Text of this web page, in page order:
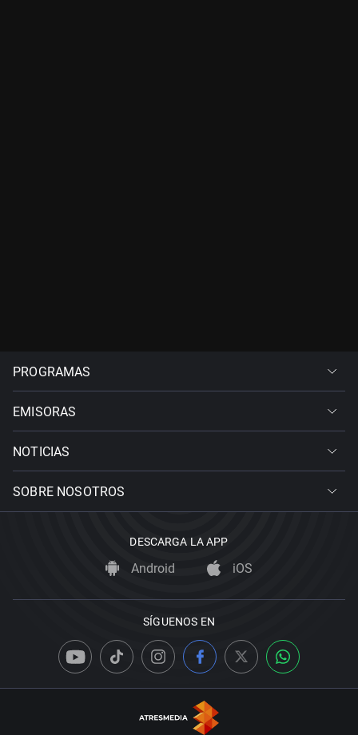
PROGRAMAS
EMISORAS
NOTICIAS
SOBRE NOSOTROS
DESCARGA LA APP
Android iOS
SÍGUENOS EN